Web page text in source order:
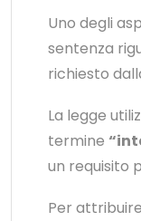
Uno degli
sentenza
richiesto
La legge
termine
un requisito
Per